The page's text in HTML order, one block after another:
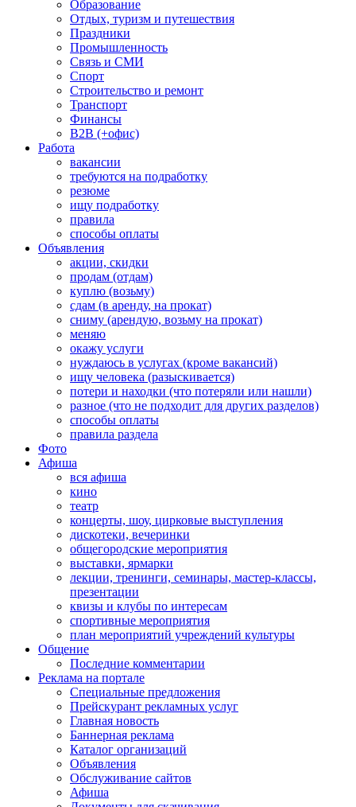
Образование
Отдых, туризм и путешествия
Праздники
Промышленность
Связь и СМИ
Спорт
Строительство и ремонт
Транспорт
Финансы
B2B (+офис)
Работа
вакансии
требуются на подработку
резюме
ищу подработку
правила
способы оплаты
Объявления
акции, скидки
продам (отдам)
куплю (возьму)
сдам (в аренду, на прокат)
сниму (арендую, возьму на прокат)
меняю
окажу услуги
нуждаюсь в услугах (кроме вакансий)
ищу человека (разыскивается)
потери и находки (что потеряли или нашли)
разное (что не подходит для других разделов)
способы оплаты
правила раздела
Фото
Афиша
вся афиша
кино
театр
концерты, шоу, цирковые выступления
дискотеки, вечеринки
общегородские мероприятия
выставки, ярмарки
лекции, тренинги, семинары, мастер-классы,
презентации
квизы и клубы по интересам
спортивные мероприятия
план мероприятий учреждений культуры
Общение
Последние комментарии
Реклама на портале
Специальные предложения
Прейскурант рекламных услуг
Главная новость
Баннерная реклама
Каталог организаций
Объявления
Обслуживание сайтов
Афиша